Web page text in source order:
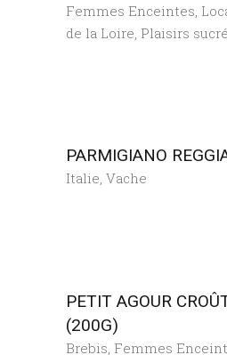
Femmes Enceintes
de la Loire Plaisirs
PARMIGIANO
Italie, Vache
PETIT AGOUR
(200G)
Brebis Femmes